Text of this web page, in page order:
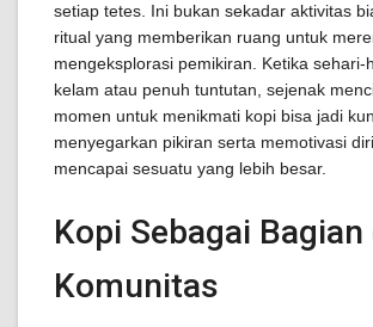
setiap tetes. Ini bukan sekadar aktivitas
ritual yang memberikan ruang untuk
mengeksplorasi pemikiran. Ketika sehari-
kelam atau penuh tuntutan, sejenak
momen untuk menikmati kopi bisa jadi
menyegarkan pikiran serta memotivasi
mencapai sesuatu yang lebih besar.
Kopi Sebagai Bagian
Komunitas